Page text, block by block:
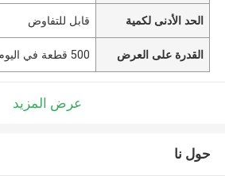
الحد الأدنى لكمية قابل للتفاوض
القدرة على العرض 500 قطعة في اليوم
عرض المزيد
حول نا